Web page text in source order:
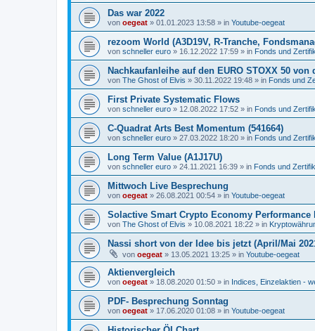
Das war 2022
von oegeat » 01.01.2023 13:58 » in Youtube-oegeat
rezoom World (A3D19V, R-Tranche,
von schneller euro » 16.12.2022 17:59 » in Fonds und
Nachkaufanleihe auf den EURO STOXX 50 von
von The Ghost of Elvis » 30.11.2022 19:48 » in Fonds und
First Private Systematic Flows
von schneller euro » 12.08.2022 17:52 » in Fonds und
C-Quadrat Arts Best Momentum (541664)
von schneller euro » 27.03.2022 18:20 » in Fonds und
Long Term Value (A1J17U)
von schneller euro » 24.11.2021 16:39 » in Fonds und
Mittwoch Live Besprechung
von oegeat » 26.08.2021 00:54 » in Youtube-oegeat
Solactive Smart Crypto Economy Performance
von The Ghost of Elvis » 10.08.2021 18:22 » in
Nassi short von der Idee bis jetzt (April/Mai
von oegeat » 13.05.2021 13:25 » in Youtube-oegeat
Aktienvergleich
von oegeat » 18.08.2020 01:50 » in Indices, Einzelaktien -
PDF- Besprechung Sonntag
von oegeat » 17.06.2020 01:08 » in Youtube-oegeat